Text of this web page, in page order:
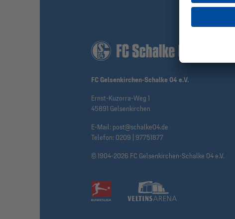
FC Gelsenkirchen-Schalke 04 e.V.
Ernst-Kuzorra-Weg 1
45891 Gelsenkirchen
E-Mail: post@schalke04.de
Telefon: 0209 | 97751877
© 1904-2026 FC Gelsenkirchen-Schalke 04 e.V.